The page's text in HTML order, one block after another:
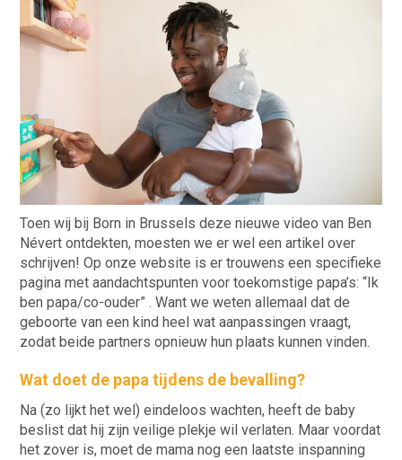
Toen wij bij Born in Brussels deze nieuwe video van Ben
Névert ontdekten, moesten we er wel een artikel over
schrijven! Op onze website is er trouwens een specifieke
pagina met aandachtspunten voor toekomstige papa’s: “Ik
ben papa/co-ouder” . Want we weten allemaal dat de
geboorte van een kind heel wat aanpassingen vraagt,
zodat beide partners opnieuw hun plaats kunnen vinden.
Wat doet de papa tijdens de bevalling?
Na (zo lijkt het wel) eindeloos wachten, heeft de baby
beslist dat hij zijn veilige plekje wil verlaten. Maar voordat
het zover is, moet de mama nog een laatste inspanning